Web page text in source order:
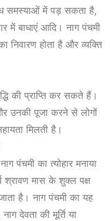
समस्याओं में पड़ सकता है,
में बाधाएं आदि। नाग पंचमी
निवारण होता है और व्यक्ति
की प्राप्ति कर सकते हैं।
उनकी पूजा करने से लोगों
मिलती है।
का त्योहार मनाया
श्रावण मास के शुक्ल पक्ष
है। नाग पंचमी का यह
देवता की मूर्ति या